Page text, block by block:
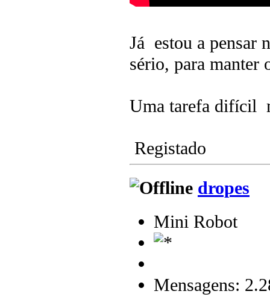
Já estou a pensar
sério, para manter
Uma tarefa difícil
Registado
dropes
Mini Robot
Mensagens: